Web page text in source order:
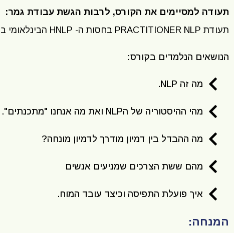
תעודה למסיימים את הקורס, לרבות הגשת עבודת גמר:
תעודת PRACTITIONER NLP בחסות ה- HNLP הבינלאומי בחתימת איילת שחר-שלום המוסמכת להעניק תעודה זו.
הנושאים הנלמדים בקורס:
מה זה NLP.
מהי ההיסטוריה של הNLP ואת מה אנחנו "מתכנתים".
מה ההבדל בין דמיון מודרך לדמיון מונחה?
מהם ששת הצרכים שמניעים אנשים
איך פועלת התפיסה וכיצד עובד המוח.
המנחה: